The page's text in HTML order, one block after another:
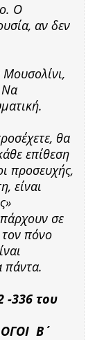
Ο
αν δεν
Να
θα
επίθεση
προσευχής,
είναι
σε
πόνο
πάντα.
-336 του
Β΄